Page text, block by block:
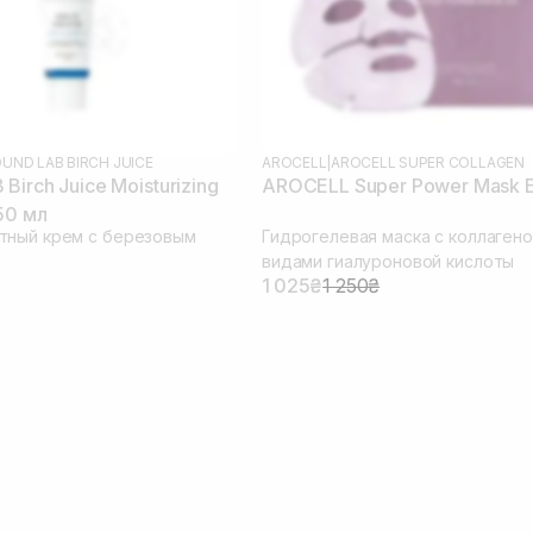
LAB BIRCH JUICE
Birch Juice Moisturizing
мл
крем с березовым
AROCELL AROCELL SUPER COLLAGEN
AROCELL Super Power Mask
Гидрогелевая маска с
видами гиалуроновой кислоты
1 025₴1 250₴